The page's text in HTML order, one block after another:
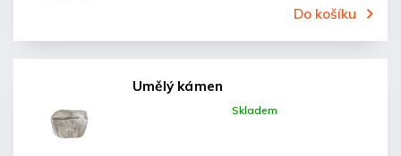
Do košíku
Umělý kámen
Skladem